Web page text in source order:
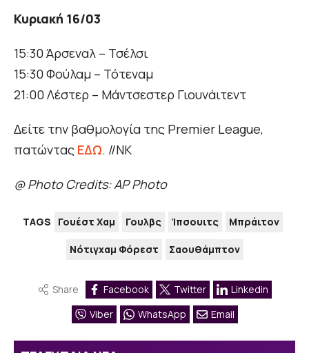
Κυριακή 16/03
15:30 Άρσεναλ – Τσέλσι
15:30 Φούλαμ – Τότεναμ
21:00 Λέστερ – Μάντσεστερ Γιουνάιτεντ
Δείτε την βαθμολογία της Premier League,
πατώντας ΕΔΩ. //ΝΚ
@ Photo Credits: AP Photo
TAGS Γουέστ Χαμ Γουλβς Ίπσουιτς Μπράιτον
Νότιγχαμ Φόρεστ Σαουθάμπτον
Share Facebook Twitter
Linkedin
Viber
WhatsApp Email